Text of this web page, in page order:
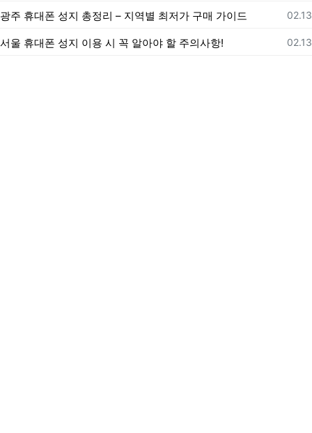
등록
02.13
광주 휴대폰 성지 총정리 – 지역별 최저가 구매 가이드
등록
02.13
서울 휴대폰 성지 이용 시 꼭 알아야 할 주의사항!